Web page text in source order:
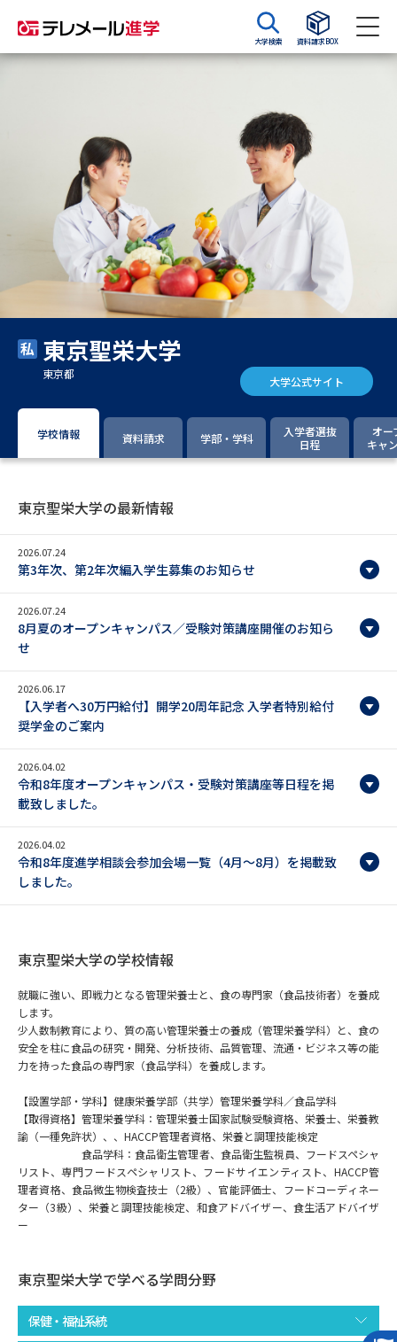
大学検索 資料請求BOX
大学・短大の資料種類から請求
大学パンフ 学部・学科パンフ
総合型選抜・学校推薦型選抜 募
集要項＆願書
大学入学共通テスト利用選抜の
募集要項＆願書
大学・短大以外の資料から請求
大学院の資料請求
留学・進学関連、塾・予備校
大学入学共通テスト「受験案
内」の請求
配慮案内」の請求
大学研究 大学検索
大学で学べる内容や特徴を調べる
新増設大学・学部・学科特集
国際・グローバルに強い大学特
集
データサイエンス特集 奨学金・特待生制度特集
デジタルパンフレット
オープンキャンパスなどを調べる
オープンキャンパス検索 実施プログラムから探す
来場型・Web型イベント特集 夢ナビライブ
受験準備 資料検索
併願校選び 受験スケジュールを立てよう
東京聖栄大学
東京都 大学公式サイト
学校情報 資料請求 学部・学科
入学者選抜
日程
オー
キャ
東京聖栄大学の最新情報
2026.07.24
第3年次、第2年次編入学生募集のお知らせ
2026.07.24
8月夏のオープンキャンパス／受験対策講座開催のお知ら
せ
2026.06.17
【入学者へ30万円給付】開学20周年記念 入学者特別給付
奨学金のご案内
2026.04.02
令和8年度オープンキャンパス・受験対策講座等日程を掲
載致しました。
2026.04.02
令和8年度進学相談会参加会場一覧（4月～8月）を掲載致
しました。
東京聖栄大学の学校情報
就職に強い、即戦力となる管理栄養士と、食の専門家（食品技術者）を養成
します。
少人数制教育により、質の高い管理栄養士の養成（管理栄養学科）と、食の
安全を柱に食品の研究・開発、分析技術、品質管理、流通・ビジネス等の能
力を持った食品の専門家（食品学科）を養成します。
【設置学部・学科】健康栄養学部（共学）管理栄養学科／食品学科
【取得資格】管理栄養学科：管理栄養士国家試験受験資格、栄養士、栄養教
諭（一種免許状）、、HACCP管理者資格、栄養と調理技能検定
食品学科：食品衛生管理者、食品衛生監視員、フードスペシャ
リスト、専門フードスペシャリスト、フードサイエンティスト、HACCP管
理者資格、食品微生物検査技士（2級）、官能評価士、フードコーディネー
ター（3級）、栄養と調理技能検定、和食アドバイザー、食生活アドバイザ
ー
東京聖栄大学で学べる学問分野
保健・福祉系統